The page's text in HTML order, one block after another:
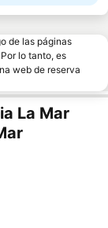
de las páginas
lo tanto, es
web de reserva
La Mar